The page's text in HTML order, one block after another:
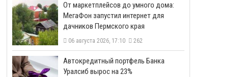
От маркетплейсов до умного дома:
МегаФон запустил интернет для
дачников Пермского края
06 августа 2026, 17:10 262
​Автокредитный портфель Банка
Уралсиб вырос на 23%